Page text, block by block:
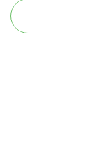
© 2026